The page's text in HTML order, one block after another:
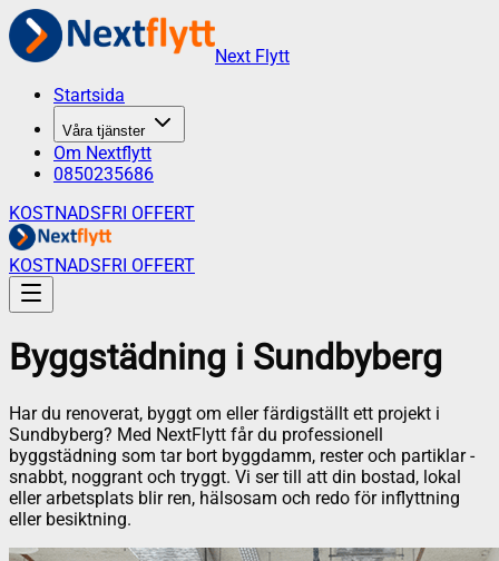
Next Flytt
Startsida
Våra tjänster
Om Nextflytt
0850235686
KOSTNADSFRI OFFERT
KOSTNADSFRI OFFERT
Byggstädning i Sundbyberg
Har du renoverat, byggt om eller färdigställt ett projekt i
Sundbyberg? Med NextFlytt får du professionell
byggstädning som tar bort byggdamm, rester och partiklar -
snabbt, noggrant och tryggt. Vi ser till att din bostad, lokal
eller arbetsplats blir ren, hälsosam och redo för inflyttning
eller besiktning.